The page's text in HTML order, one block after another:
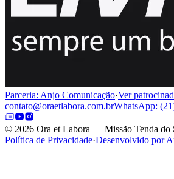
Parceria: Anjo Comunicação·Ver
contato@oraetlabora.com.brWhatsApp:
© 2026 Ora et Labora — Missão Tenda do
Política de Privacidade·Desenvolvido por